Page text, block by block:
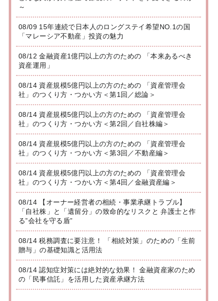
～
08/09 15年連続で日本人のロングステイ希望NO.1の国
「マレーシア不動産」投資の魅力
08/12 金融資産1億円以上の方のための 「本来あるべき
資産運用」
08/14 資産規模5億円以上の方のための 「資産管理会
社」のつくり方・つかい方＜第1回／総論＞
08/14 資産規模5億円以上の方のための 「資産管理会
社」のつくり方・つかい方＜第2回／自社株編＞
08/14 資産規模5億円以上の方のための 「資産管理会
社」のつくり方・つかい方＜第3回／不動産編＞
08/14 資産規模5億円以上の方のための 「資産管理会
社」のつくり方・つかい方＜第4回／金融資産編＞
08/14 【オーナー経営者の相続・事業承継トラブル】
「自社株」と「遺留分」の致命的なリスクと 弁護士と作
る”会社を守る盾”
08/14 税務調査に要注意！ 「相続対策」のための「生前
贈与」の基礎知識と活用法
08/14 認知症対策には絶対的な効果！ 金融資産家のため
の「民事信託」を活用した資産承継方法